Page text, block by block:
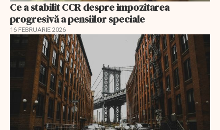
Ce a stabilit CCR despre impozitarea
progresivă a pensiilor speciale
16 FEBRUARIE 2026